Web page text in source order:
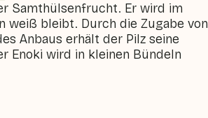
Samthülsenfrucht. Er wird im
weiß bleibt. Durch die Zugabe von
Anbaus erhält der Pilz seine
Enoki wird in kleinen Bündeln